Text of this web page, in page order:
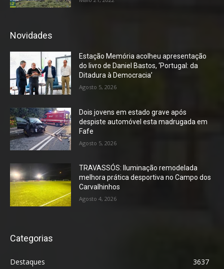
Novidades
Estação Memória acolheu apresentação
do livro de Daniel Bastos, ‘Portugal: da
Ditadura à Democracia’
Agosto 5, 2026
Dois jovens em estado grave após
despiste automóvel esta madrugada em
Fafe
Agosto 5, 2026
TRAVASSÓS: Iluminação remodelada
melhora prática desportiva no Campo dos
Carvalhinhos
Agosto 4, 2026
Categorias
Destaques
3637